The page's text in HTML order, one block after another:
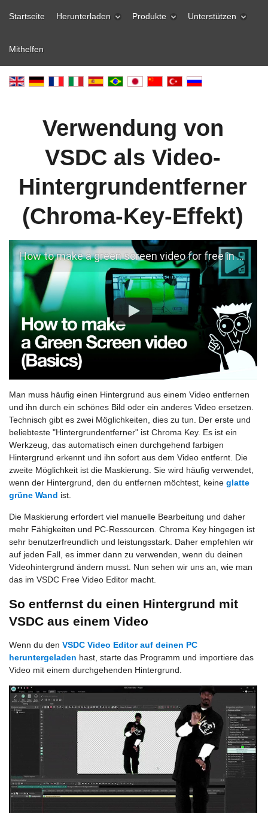
Startseite Herunterladen Produkte Unterstützen
Mithelfen
Verwendung von
VSDC als Video-
Hintergrundentferner
(Chroma-Key-Effekt)
How to make a green screen video for free in VSDC
Man muss häufig einen Hintergrund aus einem Video entfernen
und ihn durch ein schönes Bild oder ein anderes Video ersetzen.
Technisch gibt es zwei Möglichkeiten, dies zu tun. Der erste und
beliebteste "Hintergrundentferner" ist Chroma Key. Es ist ein
Werkzeug, das automatisch einen durchgehend farbigen
Hintergrund erkennt und ihn sofort aus dem Video entfernt. Die
zweite Möglichkeit ist die Maskierung. Sie wird häufig verwendet,
wenn der Hintergrund, den du entfernen möchtest, keine glatte
grüne Wand ist.
Die Maskierung erfordert viel manuelle Bearbeitung und daher
mehr Fähigkeiten und PC-Ressourcen. Chroma Key hingegen ist
sehr benutzerfreundlich und leistungsstark. Daher empfehlen wir
auf jeden Fall, es immer dann zu verwenden, wenn du deinen
Videohintergrund ändern musst. Nun sehen wir uns an, wie man
das im VSDC Free Video Editor macht.
So entfernst du einen Hintergrund mit
VSDC aus einem Video
Wenn du den VSDC Video Editor auf deinen PC
heruntergeladen hast, starte das Programm und importiere das
Video mit einem durchgehenden Hintergrund.